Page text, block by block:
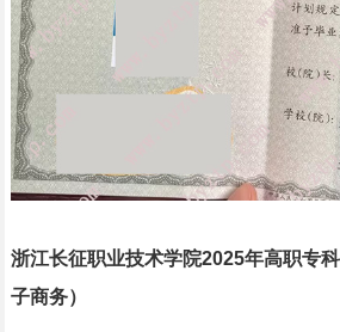
浙江长征职业技术学院2025年高职专
子商务）